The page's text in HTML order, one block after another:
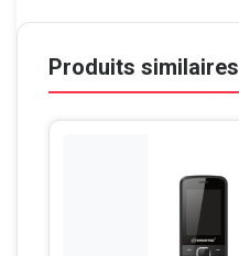
Produits similaires